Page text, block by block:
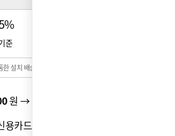
준
설치 배송일 예측 시스템
원 → 월 할인 렌탈료
카드 할인가